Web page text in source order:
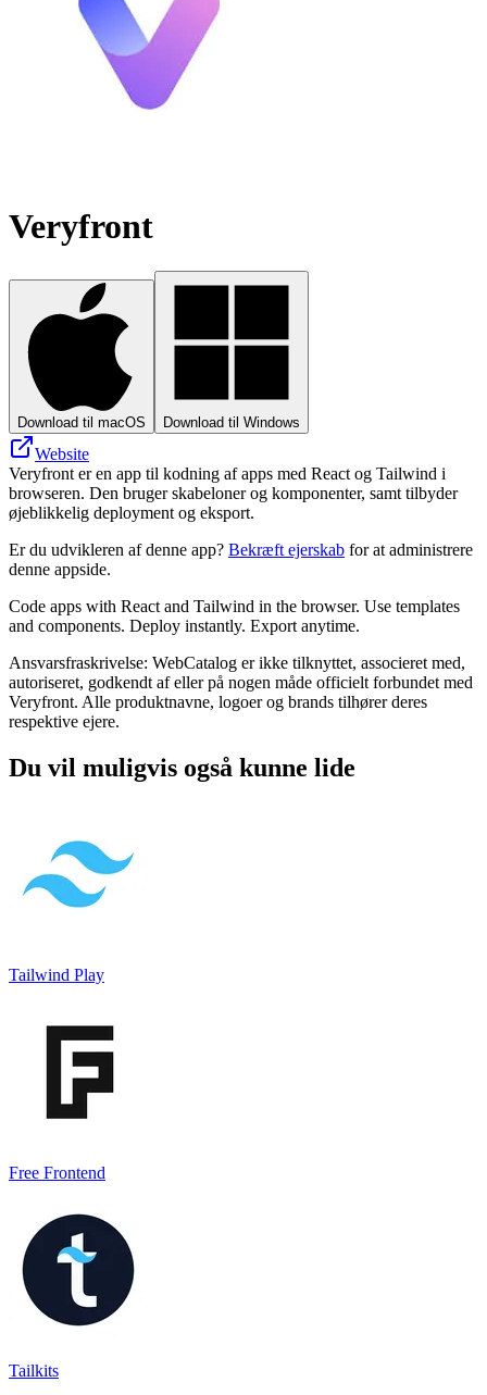
Veryfront
Download til macOS Download til Windows
Website
Veryfront er en app til kodning af apps med React og Tailwind i
browseren. Den bruger skabeloner og komponenter, samt tilbyder
øjeblikkelig deployment og eksport.
Er du udvikleren af denne app? Bekræft ejerskab for at administrere
denne appside.
Code apps with React and Tailwind in the browser. Use templates
and components. Deploy instantly. Export anytime.
Ansvarsfraskrivelse: WebCatalog er ikke tilknyttet, associeret med,
autoriseret, godkendt af eller på nogen måde officielt forbundet med
Veryfront. Alle produktnavne, logoer og brands tilhører deres
respektive ejere.
Du vil muligvis også kunne lide
Tailwind Play
Free Frontend
Tailkits